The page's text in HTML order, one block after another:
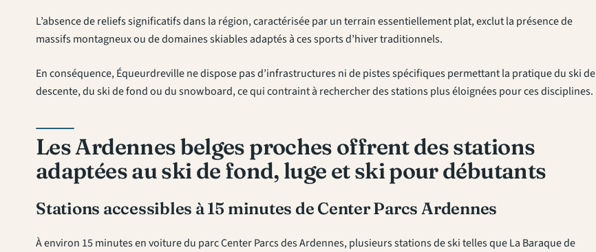
L’absence de reliefs significatifs dans la région, caractérisée par un terrain essentiellement plat, exclut la présence de
massifs montagneux ou de domaines skiables adaptés à ces sports d’hiver traditionnels.
En conséquence, Équeurdreville ne dispose pas d’infrastructures ni de pistes spécifiques permettant la pratique du ski de
descente, du ski de fond ou du snowboard, ce qui contraint à rechercher des stations plus éloignées pour ces disciplines.
Les Ardennes belges proches offrent des stations
adaptées au ski de fond, luge et ski pour débutants
Stations accessibles à 15 minutes de Center Parcs Ardennes
À environ 15 minutes en voiture du parc Center Parcs des Ardennes, plusieurs stations de ski telles que La Baraque de